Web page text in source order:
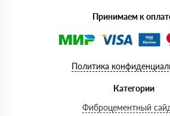
Принимаем к
Политика
Категории
Фиброцементный